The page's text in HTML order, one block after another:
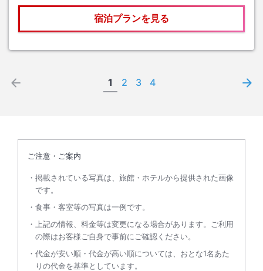
宿泊プランを見る
1 2 3 4
ご注意・ご案内
掲載されている写真は、旅館・ホテルから提供された画像
です。
食事・客室等の写真は一例です。
上記の情報、料金等は変更になる場合があります。ご利用
の際はお客様ご自身で事前にご確認ください。
代金が安い順・代金が高い順については、おとな1名あた
りの代金を基準としています。